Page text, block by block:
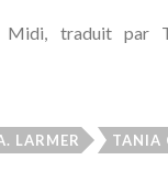
Midi, traduit par
LARMER TANIA